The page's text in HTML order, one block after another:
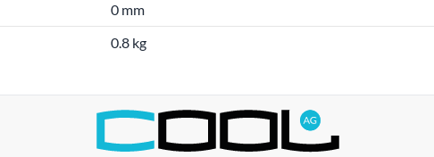
0 mm
0.8 kg